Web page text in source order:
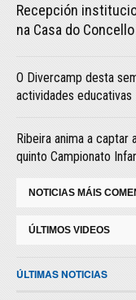
Recepción
na Casa do Concello
O Divercamp desta
actividades educativas
Ribeira anima a captar
quinto Campionato
NOTICIAS MÁIS
ÚLTIMOS VIDEOS
ÚLTIMAS NOTICIAS